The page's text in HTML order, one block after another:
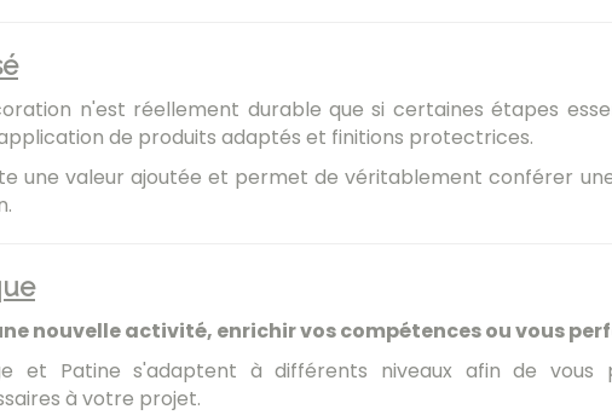
n'est réellement durable que si certaines étapes
de produits adaptés et finitions protectrices.
une valeur ajoutée et permet de véritablement conférer
nouvelle activité, enrichir vos compétences ou vous
et Patine s'adaptent à différents niveaux afin de vous
à votre projet.